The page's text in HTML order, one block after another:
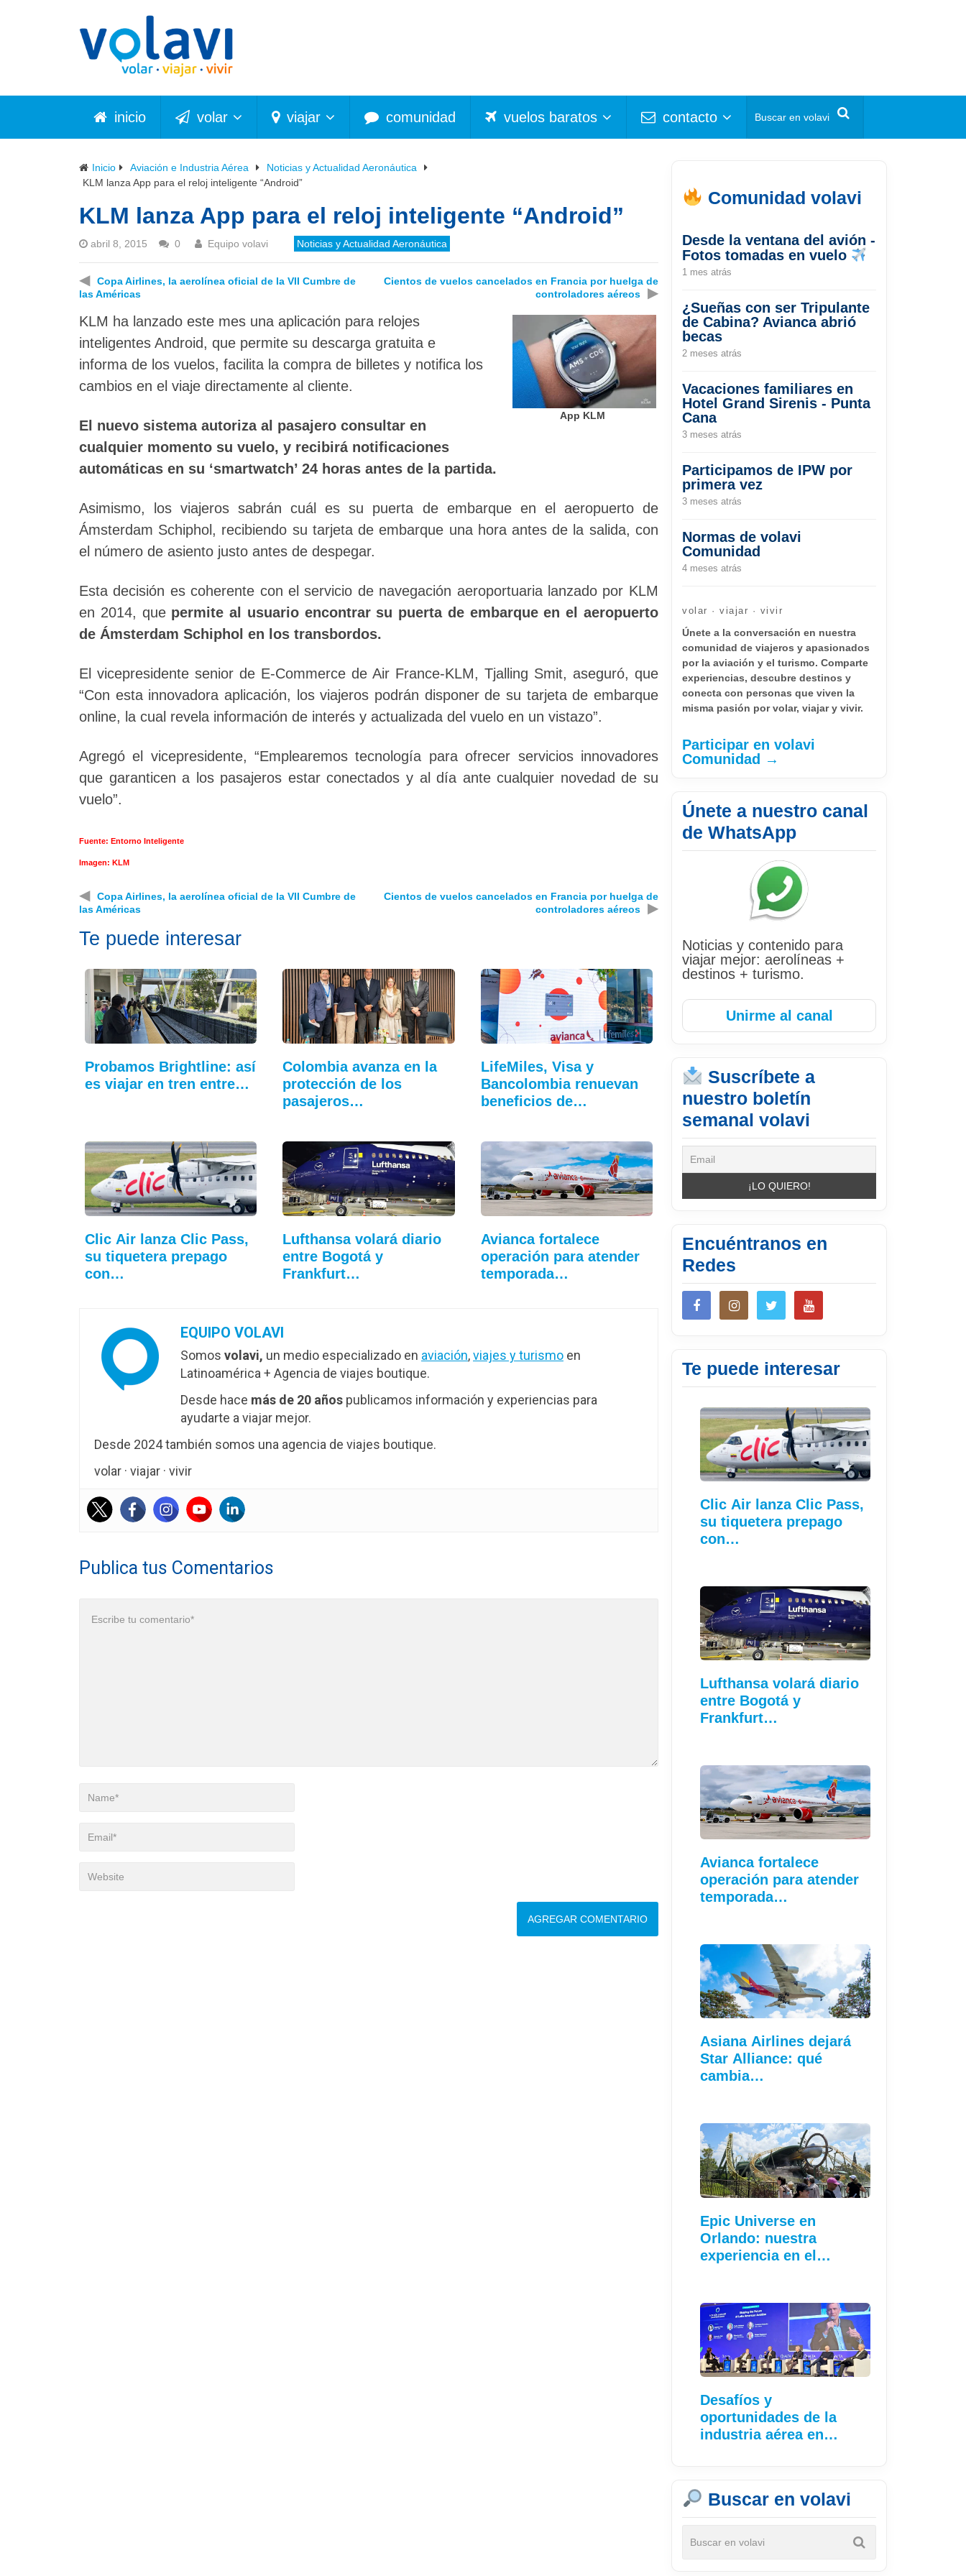
inicio volar viajar comunidad vuelos baratos contacto
Inicio Aviación e Industria Aérea
Noticias y Actualidad Aeronáutica
KLM lanza App para el reloj inteligente “Android”
KLM lanza App para el reloj inteligente “Android”
abril 8, 2015 0 Equipo volavi Noticias y Actualidad Aeronáutica
◀
Copa Airlines, la aerolínea oficial de la VII Cumbre de
las Américas
Cientos de vuelos cancelados en Francia por huelga de
controladores aéreos
▶
App KLM
KLM ha lanzado este mes una aplicación para relojes
inteligentes Android, que permite su descarga gratuita e
informa de los vuelos, facilita la compra de billetes y notifica los
cambios en el viaje directamente al cliente.
El nuevo sistema autoriza al pasajero consultar en
cualquier momento su vuelo, y recibirá notificaciones
automáticas en su ‘smartwatch’ 24 horas antes de la partida.
Asimismo, los viajeros sabrán cuál es su puerta de embarque en el aeropuerto de
Ámsterdam Schiphol, recibiendo su tarjeta de embarque una hora antes de la salida, con
el número de asiento justo antes de despegar.
Esta decisión es coherente con el servicio de navegación aeroportuaria lanzado por KLM
en 2014, que permite al usuario encontrar su puerta de embarque en el aeropuerto
de Ámsterdam Schiphol en los transbordos.
El vicepresidente senior de E-Commerce de Air France-KLM, Tjalling Smit, aseguró, que
“Con esta innovadora aplicación, los viajeros podrán disponer de su tarjeta de embarque
online, la cual revela información de interés y actualizada del vuelo en un vistazo”.
Agregó el vicepresidente, “Emplearemos tecnología para ofrecer servicios innovadores
que garanticen a los pasajeros estar conectados y al día ante cualquier novedad de su
vuelo”.
Fuente: Entorno Inteligente
Imagen: KLM
◀
Copa Airlines, la aerolínea oficial de la VII Cumbre de
las Américas
Cientos de vuelos cancelados en Francia por huelga de
controladores aéreos
▶
Te puede interesar
Probamos Brightline: así
es viajar en tren entre…
Colombia avanza en la
protección de los
pasajeros…
LifeMiles, Visa y
Bancolombia renuevan
beneficios de…
Clic Air lanza Clic Pass,
su tiquetera prepago
con…
Lufthansa volará diario
entre Bogotá y
Frankfurt…
Avianca fortalece
operación para atender
temporada…
EQUIPO VOLAVI
Somos volavi, un medio especializado en aviación,viajes y turismo en
Latinoamérica + Agencia de viajes boutique.
Desde hace más de 20 años publicamos información y experiencias para
ayudarte a viajar mejor.
Desde 2024 también somos una agencia de viajes boutique.
volar · viajar · vivir
Publica tus Comentarios
Comunidad volavi
Desde la ventana del avión -
Fotos tomadas en vuelo
1 mes atrás
¿Sueñas con ser Tripulante
de Cabina? Avianca abrió
becas
2 meses atrás
Vacaciones familiares en
Hotel Grand Sirenis - Punta
Cana
3 meses atrás
Participamos de IPW por
primera vez
3 meses atrás
Normas de volavi
Comunidad
4 meses atrás
volar · viajar · vivir
Únete a la conversación en nuestra
comunidad de viajeros y apasionados
por la aviación y el turismo. Comparte
experiencias, descubre destinos y
conecta con personas que viven la
misma pasión por volar, viajar y vivir.
Participar en volavi
Comunidad →
Únete a nuestro canal
de WhatsApp
Noticias y contenido para
viajar mejor: aerolíneas +
destinos + turismo.
Unirme al canal
Suscríbete a
nuestro boletín
semanal volavi
Encuéntranos en
Redes
Te puede interesar
Clic Air lanza Clic Pass,
su tiquetera prepago
con…
Lufthansa volará diario
entre Bogotá y
Frankfurt…
Avianca fortalece
operación para atender
temporada…
Asiana Airlines dejará
Star Alliance: qué
cambia…
Epic Universe en
Orlando: nuestra
experiencia en el…
Desafíos y
oportunidades de la
industria aérea en…
Buscar en volavi